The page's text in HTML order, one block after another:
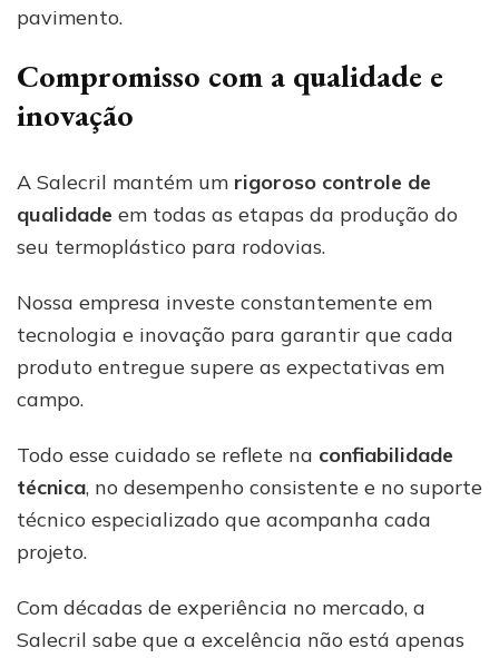
pavimento.
Compromisso com a qualidade e
inovação
A Salecril mantém um rigoroso controle de
qualidade em todas as etapas da produção do
seu termoplástico para rodovias.
Nossa empresa investe constantemente em
tecnologia e inovação para garantir que cada
produto entregue supere as expectativas em
campo.
Todo esse cuidado se reflete na confiabilidade
técnica, no desempenho consistente e no suporte
técnico especializado que acompanha cada
projeto.
Com décadas de experiência no mercado, a
Salecril sabe que a excelência não está apenas